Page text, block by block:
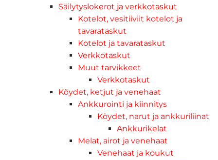
Säilytyslokerot ja verkkotaskut
Kotelot, vesitiiviit kotelot ja
tavarataskut
Kotelot ja tavarataskut
Verkkotaskut
Muut tarvikkeet
Verkkotaskut
Köydet, ketjut ja venehaat
Ankkurointi ja kiinnitys
Köydet, narut ja ankkuriliinat
Ankkurikelat
Melat, airot ja venehaat
Venehaat ja koukut